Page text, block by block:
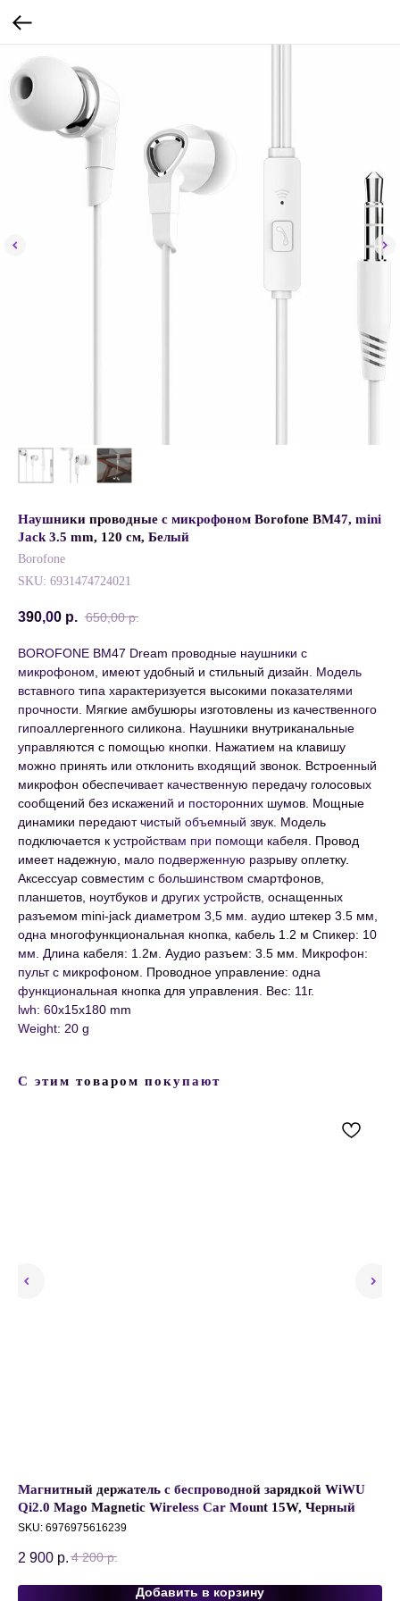
Наушники проводные с микрофоном Borofone BM47, mini
Jack 3.5 mm, 120 см, Белый
Borofone
SKU: 6931474724021
390,00 р. 650,00 р.
BOROFONE BM47 Dream проводные наушники с
микрофоном, имеют удобный и стильный дизайн. Модель
вставного типа характеризуется высокими показателями
прочности. Мягкие амбушюры изготовлены из качественного
гипоаллергенного силикона. Наушники внутриканальные
управляются с помощью кнопки. Нажатием на клавишу
можно принять или отклонить входящий звонок. Встроенный
микрофон обеспечивает качественную передачу голосовых
сообщений без искажений и посторонних шумов. Мощные
динамики передают чистый объемный звук. Модель
подключается к устройствам при помощи кабеля. Провод
имеет надежную, мало подверженную разрыву оплетку.
Аксессуар совместим с большинством смартфонов,
планшетов, ноутбуков и других устройств, оснащенных
разъемом mini-jack диаметром 3,5 мм. аудио штекер 3.5 мм,
одна многофункциональная кнопка, кабель 1.2 м Спикер: 10
мм. Длина кабеля: 1.2м. Аудио разъем: 3.5 мм. Микрофон:
пульт с микрофоном. Проводное управление: одна
функциональная кнопка для управления. Вес: 11г.
lwh: 60x15x180 mm
Weight: 20 g
С этим товаром покупают
Магнитный держатель с беспроводной зарядкой WiWU
Qi2.0 Mago Magnetic Wireless Car Mount 15W, Черный
SKU: 6976975616239
2 900 р. 4 200 р.
Добавить в корзину